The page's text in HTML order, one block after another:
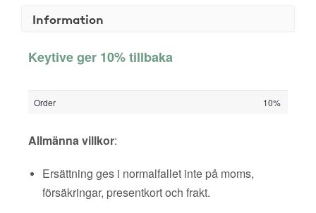
Information
Keytive ger 10% tillbaka
Order 10%
Allmänna villkor:
Ersättning ges i normalfallet inte på moms,
försäkringar, presentkort och frakt.